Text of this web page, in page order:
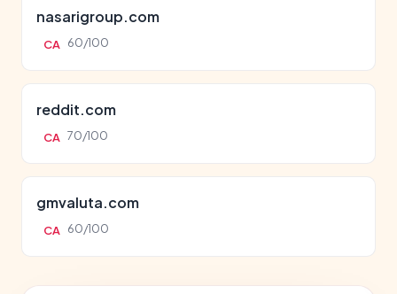
nasarigroup.com
CA 60/100
reddit.com
CA 70/100
gmvaluta.com
CA 60/100